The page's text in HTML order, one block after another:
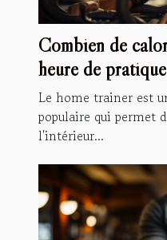
Combien de
heure de
vélo ?
Le home trainer est
populaire qui permet
l'intérieur...